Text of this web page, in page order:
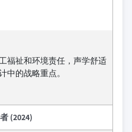
福祉和环境责任，声学舒适
中的战略重点。
(2024)